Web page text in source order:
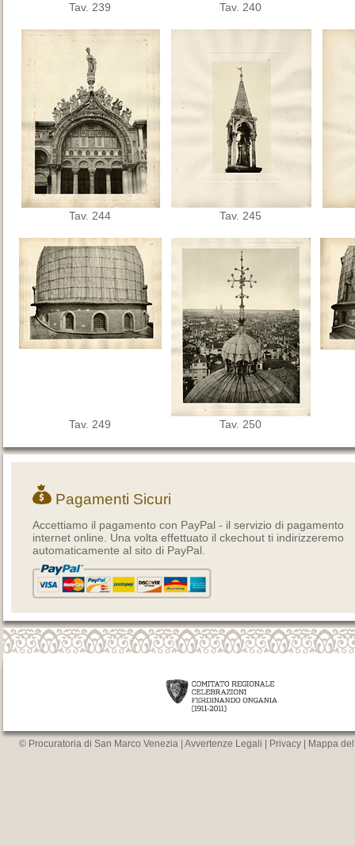
Tav. 239 Tav. 240
Tav. 244 Tav. 245
Tav. 249 Tav. 250
Pagamenti Sicuri
Accettiamo il pagamento con PayPal - il servizio di pagamento
internet online. Una volta effettuato il ckechout ti indirizzeremo
automaticamente al sito di PayPal.
© Procuratoria di San Marco Venezia | Avvertenze Legali Privacy Mappa